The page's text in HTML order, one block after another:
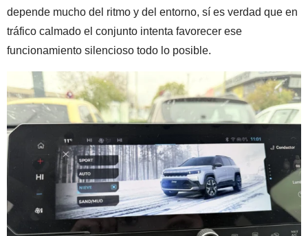
depende mucho del ritmo y del entorno, sí es verdad que en
tráfico calmado el conjunto intenta favorecer ese
funcionamiento silencioso todo lo posible.